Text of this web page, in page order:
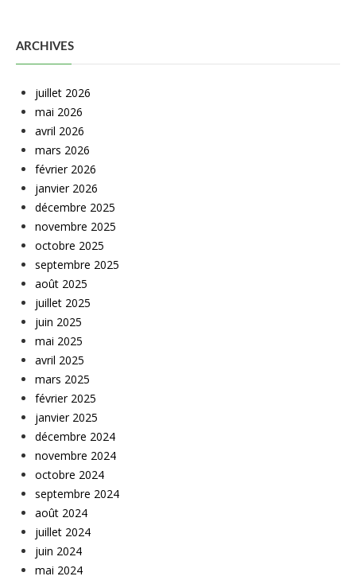
ARCHIVES
juillet 2026
mai 2026
avril 2026
mars 2026
février 2026
janvier 2026
décembre 2025
novembre 2025
octobre 2025
septembre 2025
août 2025
juillet 2025
juin 2025
mai 2025
avril 2025
mars 2025
février 2025
janvier 2025
décembre 2024
novembre 2024
octobre 2024
septembre 2024
août 2024
juillet 2024
juin 2024
mai 2024